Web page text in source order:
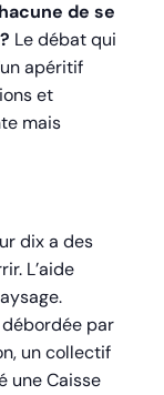
de se
Le débat qui
apéritif
et
mais
dix a des
L’aide
par
un collectif
une Caisse